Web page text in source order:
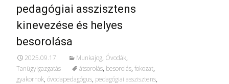
pedagógiai asszisztens
kinevezése és helyes
besorolása
2025.09.17. Munkajog, Óvodák,
Tanügyigazgatás
átsorolás, besorolás, fokozat,
gyakornok, óvodapedagógus, pedagógiai asszisztens,